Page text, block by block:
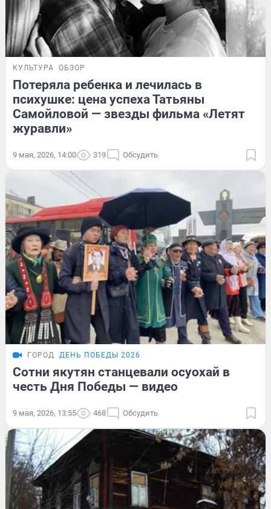
КУЛЬТУРА ОБЗОР
Потеряла ребенка и лечилась в
психушке: цена успеха Татьяны
Самойловой — звезды фильма «Летят
журавли»
9 мая, 2026, 14:00 319 Обсудить
ГОРОД ДЕНЬ ПОБЕДЫ 2026
Сотни якутян станцевали осуохай в
честь Дня Победы — видео
9 мая, 2026, 13:55 468 Обсудить